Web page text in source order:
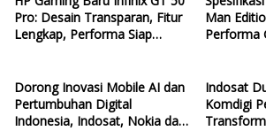
Pro: Desain Transparan, Fitur
Lengkap, Performa Siap
Man
Performa
Dorong Inovasi Mobile AI dan
Pertumbuhan Digital
Indonesia, Indosat, Nokia dan
Indosat
Komdigi